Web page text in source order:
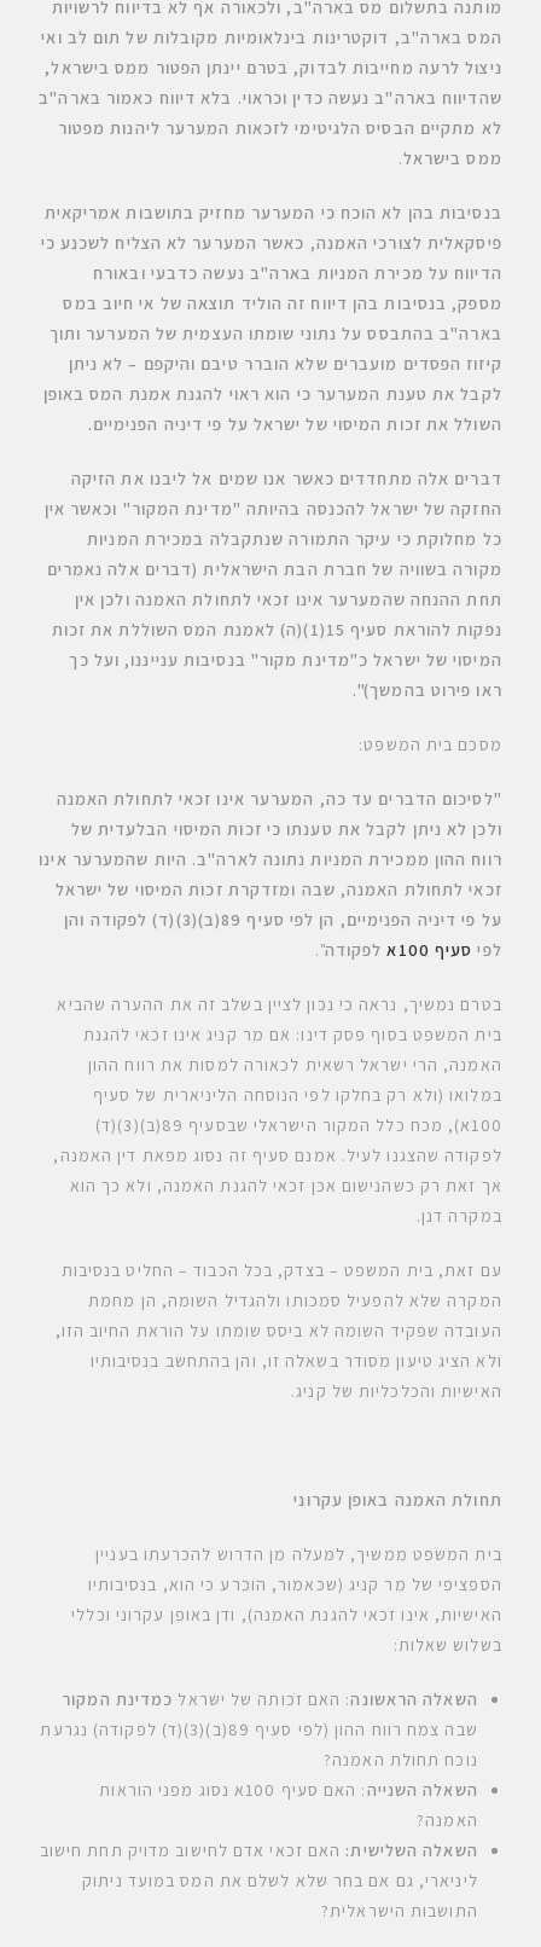
מותנה בתשלום מס בארה"ב, ולכאורה אף לא בדיווח לרשויות
המס בארה"ב, דוקטרינות בינלאומיות מקובלות של תום לב ואי
ניצול לרעה מחייבות לבדוק, בטרם יינתן הפטור ממס בישראל,
שהדיווח בארה"ב נעשה כדין וכראוי. בלא דיווח כאמור בארה"ב
לא מתקיים הבסיס הלגיטימי לזכאות המערער ליהנות מפטור
ממס בישראל.
בנסיבות בהן לא הוכח כי המערער מחזיק בתושבות אמריקאית
פיסקאלית לצורכי האמנה, כאשר המערער לא הצליח לשכנע כי
הדיווח על מכירת המניות בארה"ב נעשה כדבעי ובאורח
מספק, בנסיבות בהן דיווח זה הוליד תוצאה של אי חיוב במס
בארה"ב בהתבסס על נתוני שומתו העצמית של המערער ותוך
קיזוז הפסדים מועברים שלא הוברר טיבם והיקפם – לא ניתן
לקבל את טענת המערער כי הוא ראוי להגנת אמנת המס באופן
השולל את זכות המיסוי של ישראל על פי דיניה הפנימיים.
דברים אלה מתחדדים כאשר אנו שמים אל ליבנו את הזיקה
החזקה של ישראל להכנסה בהיותה "מדינת המקור" וכאשר אין
כל מחלוקת כי עיקר התמורה שנתקבלה במכירת המניות
מקורה בשוויה של חברת הבת הישראלית (דברים אלה נאמרים
תחת ההנחה שהמערער אינו זכאי לתחולת האמנה ולכן אין
נפקות להוראת סעיף 15(1)(ה) לאמנת המס השוללת את זכות
המיסוי של ישראל כ"מדינת מקור" בנסיבות ענייננו, ועל כך
ראו פירוט בהמשך)".
מסכם בית המשפט:
"לסיכום הדברים עד כה, המערער אינו זכאי לתחולת האמנה
ולכן לא ניתן לקבל את טענתו כי זכות המיסוי הבלעדית של
רווח ההון ממכירת המניות נתונה לארה"ב. היות שהמערער אינו
זכאי לתחולת האמנה, שבה ומזדקרת זכות המיסוי של ישראל
על פי דיניה הפנימיים, הן לפי סעיף 89(ב)(3)(ד) לפקודה והן
לפי סעיף 100א לפקודה".
בטרם נמשיך, נראה כי נכון לציין בשלב זה את ההערה שהביא
בית המשפט בסוף פסק דינו: אם מר קניג אינו זכאי להגנת
האמנה, הרי ישראל רשאית לכאורה למסות את רווח ההון
במלואו (ולא רק בחלקו לפי הנוסחה הליניארית של סעיף
100א), מכח כלל המקור הישראלי שבסעיף 89(ב)(3)(ד)
לפקודה שהצגנו לעיל. אמנם סעיף זה נסוג מפאת דין האמנה,
אך זאת רק כשהנישום אכן זכאי להגנת האמנה, ולא כך הוא
במקרה דנן.
עם זאת, בית המשפט – בצדק, בכל הכבוד – החליט בנסיבות
המקרה שלא להפעיל סמכותו ולהגדיל השומה, הן מחמת
העובדה שפקיד השומה לא ביסס שומתו על הוראת החיוב הזו,
ולא הציג טיעון מסודר בשאלה זו, והן בהתחשב בנסיבותיו
האישיות והכלכליות של קניג.
תחולת האמנה באופן עקרוני
בית המשפט ממשיך, למעלה מן הדרוש להכרעתו בעניין
הספציפי של מר קניג (שכאמור, הוכרע כי הוא, בנסיבותיו
האישיות, אינו זכאי להגנת האמנה), ודן באופן עקרוני וכללי
בשלוש שאלות:
השאלה הראשונה: האם זכותה של ישראל כמדינת המקור
שבה צמח רווח ההון (לפי סעיף 89(ב)(3)(ד) לפקודה) נגרעת
נוכח תחולת האמנה?
השאלה השנייה
: האם סעיף 100א נסוג מפני הוראות
האמנה?
השאלה השלישית: האם זכאי אדם לחישוב מדויק תחת חישוב
ליניארי, גם אם בחר שלא לשלם את המס במועד ניתוק
התושבות הישראלית?